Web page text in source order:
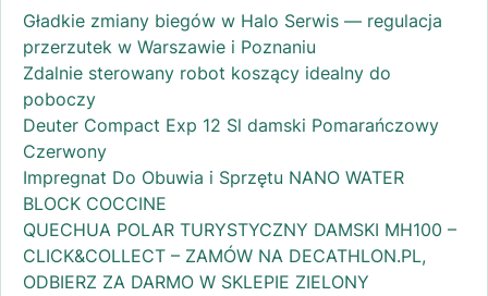
Gładkie zmiany biegów w Halo Serwis — regulacja
przerzutek w Warszawie i Poznaniu
Zdalnie sterowany robot koszący idealny do
poboczy
Deuter Compact Exp 12 Sl damski Pomarańczowy
Czerwony
Impregnat Do Obuwia i Sprzętu NANO WATER
BLOCK COCCINE
QUECHUA POLAR TURYSTYCZNY DAMSKI MH100 –
CLICK&COLLECT – ZAMÓW NA DECATHLON.PL,
ODBIERZ ZA DARMO W SKLEPIE ZIELONY